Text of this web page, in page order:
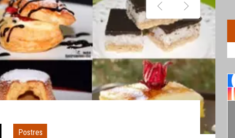
Postres